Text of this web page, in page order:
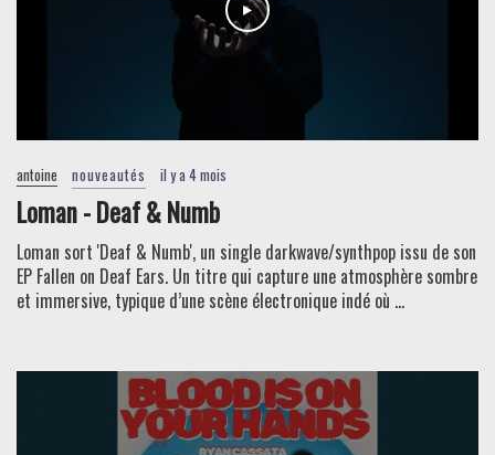
antoine nouveautés il y a 4 mois
Loman - Deaf & Numb
Loman sort 'Deaf & Numb', un single darkwave/synthpop issu de son
EP Fallen on Deaf Ears. Un titre qui capture une atmosphère sombre
et immersive, typique d’une scène électronique indé où ...